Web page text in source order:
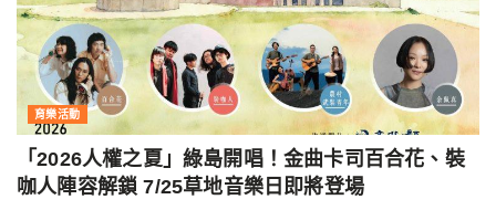
育樂活動
「2026人權之夏」綠島開唱！金曲卡司百合花、裝
咖人陣容解鎖 7/25草地音樂日即將登場